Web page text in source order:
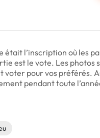
était l’inscription où les
est le vote. Les photos
pour vos préférés.
pendant toute